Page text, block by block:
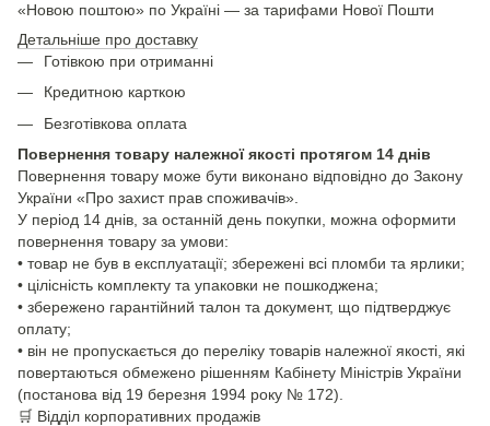
«Новою поштою» по Україні — за тарифами Нової Пошти
Детальніше про доставку
Готівкою при отриманні
Кредитною карткою
Безготівкова оплата
Повернення товару належної якості протягом 14 днів
Повернення товару може бути виконано відповідно до Закону
України «Про захист прав споживачів».
У період 14 днів, за останній день покупки, можна оформити
повернення товару за умови:
• товар не був в експлуатації; збережені всі пломби та ярлики;
• цілісність комплекту та упаковки не пошкоджена;
• збережено гарантійний талон та документ, що підтверджує
оплату;
• він не пропускається до переліку товарів належної якості, які
повертаються обмежено рішенням Кабінету Міністрів України
(постанова від 19 березня 1994 року № 172).
🛒 Відділ корпоративних продажів